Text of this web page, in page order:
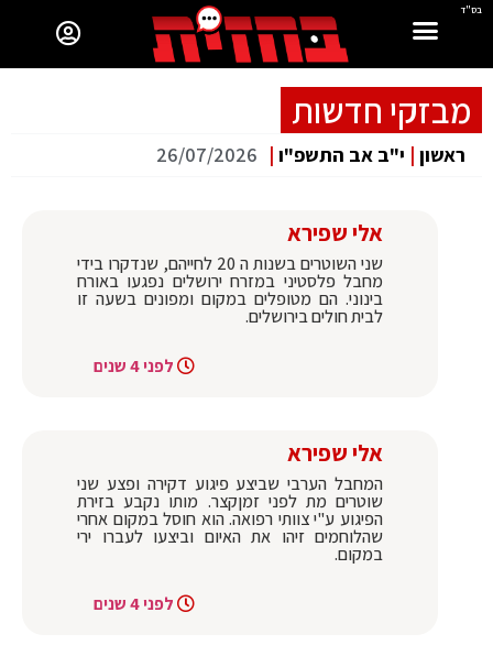
בס"ד
מבזקי חדשות
ראשון | י"ב אב התשפ"ו |
26/07/2026
אלי שפירא
שני השוטרים בשנות ה 20 לחייהם, שנדקרו בידי
מחבל פלסטיני במזרח ירושלים נפגעו באורח
בינוני. הם מטופלים במקום ומפונים בשעה זו
לבית חולים בירושלים.
לפני 4 שנים
אלי שפירא
המחבל הערבי שביצע פיגוע דקירה ופצע שני
שוטרים מת לפני זמןקצר. מותו נקבע בזירת
הפיגוע ע"י צוותי רפואה. הוא חוסל במקום אחרי
שהלוחמים זיהו את האיום וביצעו לעברו ירי
במקום.
לפני 4 שנים